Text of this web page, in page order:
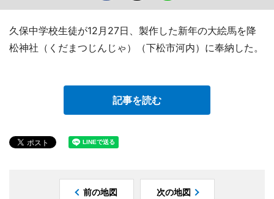
久保中学校生徒が12月27日、製作した新年の大絵馬を降
松神社（くだまつじんじゃ）（下松市河内）に奉納した。
記事を読む
前の地図 次の地図